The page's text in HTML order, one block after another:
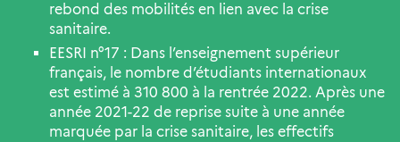
rebond des mobilités en lien avec la crise
sanitaire.
EESRI n°17 : Dans l’enseignement supérieur
français, le nombre d’étudiants internationaux
est estimé à 310 800 à la rentrée 2022. Après une
année 2021-22 de reprise suite à une année
marquée par la crise sanitaire, les effectifs